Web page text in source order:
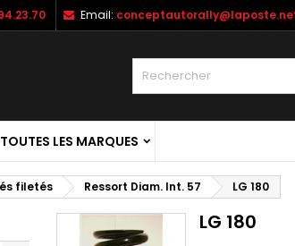
Email:
TOUTES LES MARQUES
filetés Ressort Diam. Int. 57 LG 180
LG 180